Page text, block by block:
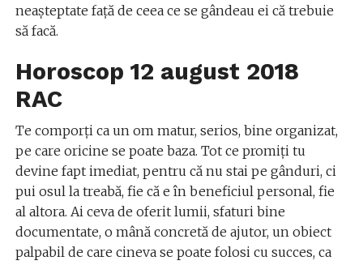
neaşteptate faţă de ceea ce se gândeau ei că trebuie
să facă.
Horoscop 12 august 2018
RAC
Te comporţi ca un om matur, serios, bine organizat,
pe care oricine se poate baza. Tot ce promiţi tu
devine fapt imediat, pentru că nu stai pe gânduri, ci
pui osul la treabă, fie că e în beneficiul personal, fie
al altora. Ai ceva de oferit lumii, sfaturi bine
documentate, o mână concretă de ajutor, un obiect
palpabil de care cineva se poate folosi cu succes, ca